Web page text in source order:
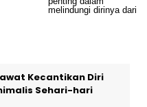
Kecantikan Diri
Sehari-hari